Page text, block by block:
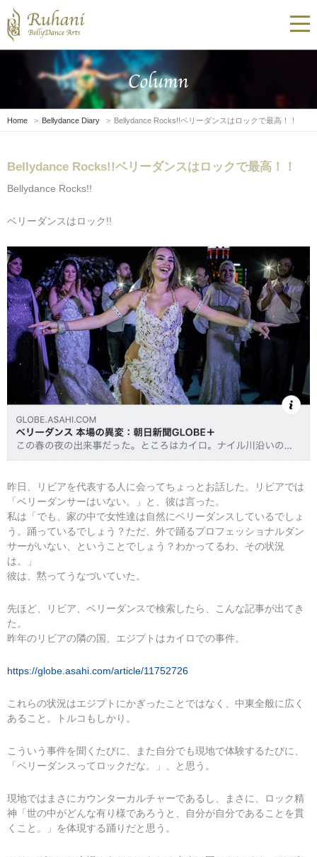
Home Bellydance Diary Bellydance Rocks!!ベリーダンスはロックで最高！！
Bellydance Rocks!!ベリーダンスはロックで最高！！
Bellydance Rocks!!
ベリーダンスはロック!!
昨日、リビアを代表する人に会ってちょっとお話した。リビアでは
「ベリーダンサーはいない。」と、彼は言った。
私は「でも、家の中で女性達は自然にベリーダンスしているでしょ
う。踊っているでしょう？ただ、外で踊るプロフェッショナルダン
サーがいない、ということでしょう？わかってるわ、その状況
は。」
彼は、黙ってうなづいていた。
先ほど、リビア、ベリーダンスで検索したら、こんな記事が出てき
た。
昨年のリビアの隣の国、エジプトはカイロでの事件。
https://globe.asahi.com/article/11752726
これらの状況はエジプトにかぎったことではなく、中東全般に広く
あること。トルコもしかり。
こういう事件を聞くたびに、また自分でも現地で体験するたびに、
「ベリーダンスってロックだな。」、と思う。
現地ではまさにカウンターカルチャーであるし、まさに、ロック精
神「世の中がどんな有り様であろうと、自分が自分であることを貫
くこと。」を体現する踊りだと思う。